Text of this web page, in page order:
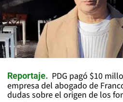
Reportaje
PDG pagó $10
empresa del abogado de
dudas sobre el origen de los